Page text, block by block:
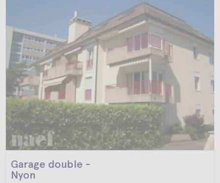
Garage double -
Nyon